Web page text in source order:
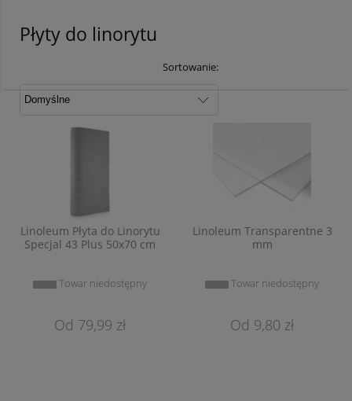
Płyty do linorytu
Sortowanie:
Linoleum Płyta do Linorytu
Specjal 43 Plus 50x70 cm
Towar niedostępny
79,99 zł
Linoleum Transparentne 3
mm
Towar niedostępny
9,80 zł